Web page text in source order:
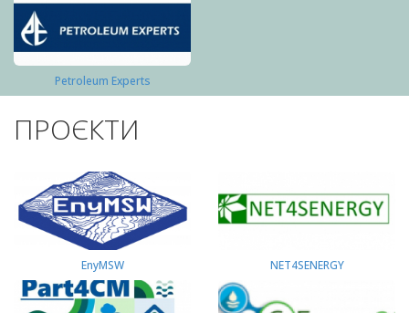
Petroleum Experts
ПРОЄКТИ
EnyMSW NET4SENERGY